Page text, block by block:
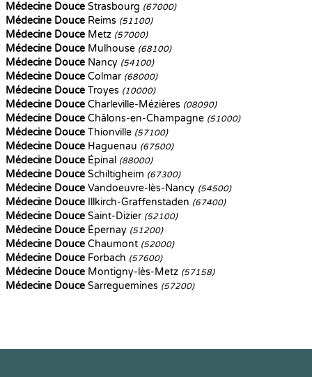
Médecine Douce Strasbourg (67000)
Médecine Douce Reims (51100)
Médecine Douce Metz (57000)
Médecine Douce Mulhouse (68100)
Médecine Douce Nancy (54100)
Médecine Douce Colmar (68000)
Médecine Douce Troyes (10000)
Médecine Douce Charleville-Mézières (08090)
Médecine Douce Châlons-en-Champagne (51000)
Médecine Douce Thionville (57100)
Médecine Douce Haguenau (67500)
Médecine Douce Épinal (88000)
Médecine Douce Schiltigheim (67300)
Médecine Douce Vandoeuvre-lès-Nancy (54500)
Médecine Douce Illkirch-Graffenstaden (67400)
Médecine Douce Saint-Dizier (52100)
Médecine Douce Épernay (51200)
Médecine Douce Chaumont (52000)
Médecine Douce Forbach (57600)
Médecine Douce Montigny-lès-Metz (57158)
Médecine Douce Sarreguemines (57200)